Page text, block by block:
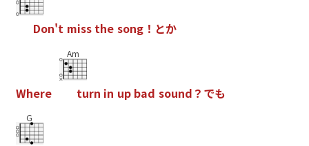
Don't miss the song！ とか
Where
Am
turn in up bad sound ？ でも
G